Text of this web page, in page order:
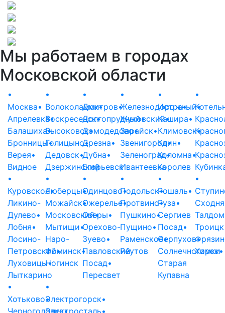
Мы работаем в городах
Московской области
•
Москва•
Апрелевка•
Балашиха•
Бронницы•
Верея•
Видное
•
Волоколамск•
Воскресенск•
Высоковск•
Голицыно•
Дедовск•
Дзержинский
•
Дмитров•
Долгопрудный•
Домодедово•
Дрезна•
Дубна•
Егорьевск
•
Железнодорожный•
Жуковский•
Зарайск•
Звенигород•
Зеленоград•
Ивантеевка
•
Истра•
Кашира•
Климовск•
Клин•
Коломна•
Королев
•
•
Куровское•
Ликино-
Дулево•
Лобня•
Лосино-
Петровский•
Луховицы•
Лыткарино
•
Люберцы•
Можайск•
Московский•
Мытищи•
Наро-
Фоминск•
Ногинск
•
Одинцово•
Ожерелье•
Озеры•
Орехово-
Зуево•
Павловский
Посад•
Пересвет
•
Подольск•
Протвино•
Пушкино•
Пущино•
Раменское•
Реутов
•
Рошаль•
Руза•
Сергиев
Посад•
Серпухов•
Солнечногорск•
Старая
Купавна
•
Сходня
Талдом
Троицк
Химки
•
Хотьково•
Черноголовка•
•
Электрогорск•
Электросталь•